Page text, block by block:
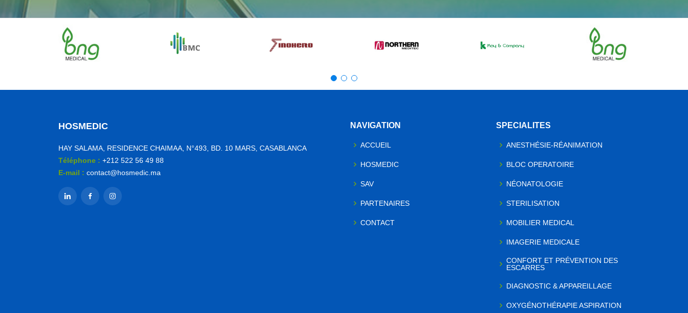
HOSMEDIC
HAY SALAMA, RESIDENCE CHAIMAA, N°493, BD. 10 MARS, CASABLANCA
Téléphone : +212 522 56 49 88
E-mail : contact@hosmedic.ma
NAVIGATION
ACCUEIL
HOSMEDIC
SAV
PARTENAIRES
CONTACT
SPECIALITES
ANESTHÉSIE-RÉANIMATION
BLOC OPERATOIRE
NÉONATOLOGIE
STERILISATION
MOBILIER MEDICAL
IMAGERIE MEDICALE
CONFORT ET PRÉVENTION DES
ESCARRES
DIAGNOSTIC & APPAREILLAGE
OXYGÉNOTHÉRAPIE ASPIRATION